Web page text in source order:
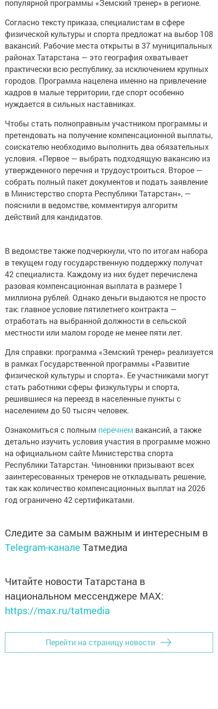
популярной программы «Земский тренер» в регионе.
Согласно тексту приказа, специалистам в сфере
физической культуры и спорта предложат на выбор 108
вакансий. Рабочие места открыты в 37 муниципальных
районах Татарстана — это география охватывает
практически всю республику, за исключением крупных
городов. Программа нацелена именно на привлечение
кадров в малые территории, где спорт особенно
нуждается в сильных наставниках.
Чтобы стать полноправным участником программы и
претендовать на получение компенсационной выплаты,
соискателю необходимо выполнить два обязательных
условия. «Первое — выбрать подходящую вакансию из
утвержденного перечня и трудоустроиться. Второе —
собрать полный пакет документов и подать заявление
в Министерство спорта Республики Татарстан», —
пояснили в ведомстве, комментируя алгоритм
действий для кандидатов.
В ведомстве также подчеркнули, что по итогам набора
в текущем году государственную поддержку получат
42 специалиста. Каждому из них будет перечислена
разовая компенсационная выплата в размере 1
миллиона рублей. Однако деньги выдаются не просто
так: главное условие пятилетнего контракта —
отработать на выбранной должности в сельской
местности или малом городе не менее пяти лет.
Для справки: программа «Земский тренер» реализуется
в рамках Государственной программы «Развитие
физической культуры и спорта». Ее участниками могут
стать работники сферы физкультуры и спорта,
решившиеся на переезд в населенные пункты с
населением до 50 тысяч человек.
Ознакомиться с полным перечнем вакансий, а также
детально изучить условия участия в программе можно
на официальном сайте Министерства спорта
Республики Татарстан. Чиновники призывают всех
заинтересованных тренеров не откладывать решение,
так как количество компенсационных выплат на 2026
год ограничено 42 сертификатами.
Следите за самым важным и интересным в
Telegram-канале Татмедиа
Читайте новости Татарстана в
национальном мессенджере MАХ:
https://max.ru/tatmedia
Перейти на страницу новости